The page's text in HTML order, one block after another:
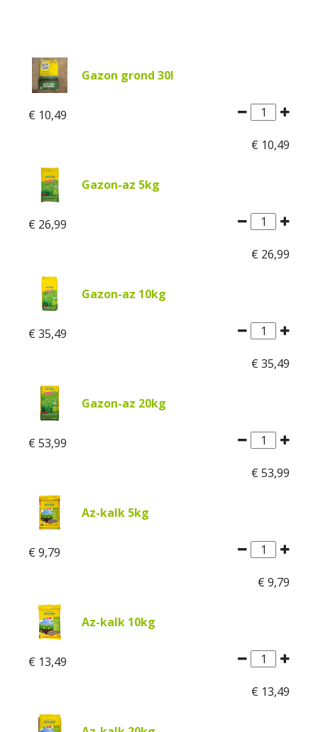
Gazon grond 30l
€ 10,49
€ 10,49
Gazon-az 5kg
€ 26,99
€ 26,99
Gazon-az 10kg
€ 35,49
€ 35,49
Gazon-az 20kg
€ 53,99
€ 53,99
Az-kalk 5kg
€ 9,79
€ 9,79
Az-kalk 10kg
€ 13,49
€ 13,49